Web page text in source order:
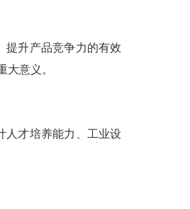
升产品竞争力的有效
意义。
才培养能力、工业设